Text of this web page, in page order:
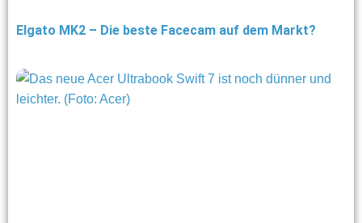
Elgato MK2 – Die beste Facecam auf dem Markt?